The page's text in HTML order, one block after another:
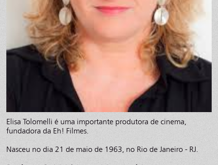
Elisa Tolomelli é uma importante produtora de cinema,
fundadora da Eh! Filmes.
Nasceu no dia 21 de maio de 1963, no Rio de Janeiro - RJ.